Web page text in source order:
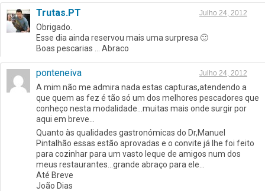
Trutas.PT Julho 24, 2012
Obrigado.
Esse dia ainda reservou mais uma surpresa 🙂
Boas pescarias … Abraco
ponteneiva Julho 24, 2012
A mim não me admira nada estas capturas,atendendo a
que quem as fez é tão só um dos melhores pescadores que
conheço nesta modalidade…muitas mais onde surgir por
aqui em breve…
Quanto às qualidades gastronómicas do Dr,Manuel
Pintalhão essas estão aprovadas e o convite já lhe foi feito
para cozinhar para um vasto leque de amigos num dos
meus restaurantes…grande abraço para ele…
Até Breve
João Dias